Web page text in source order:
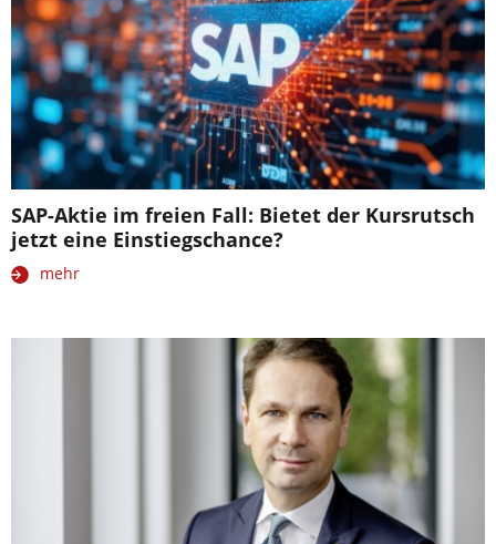
SAP-Aktie im freien Fall: Bietet der Kursrutsch
jetzt eine Einstiegschance?
mehr